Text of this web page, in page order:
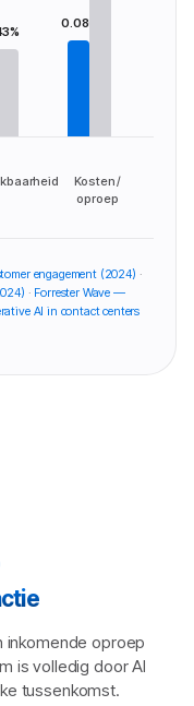
0.08€
Kosten /
oproep
engagement (2024) ·
· Forrester Wave —
AI in contact centers
inkomende oproep
is volledig door AI
tussenkomst.